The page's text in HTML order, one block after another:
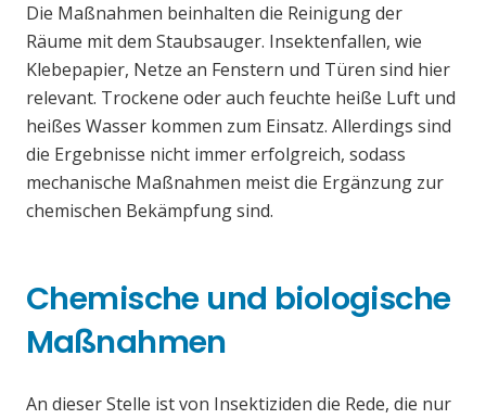
Die Maßnahmen beinhalten die Reinigung der
Räume mit dem Staubsauger. Insektenfallen, wie
Klebepapier, Netze an Fenstern und Türen sind hier
relevant. Trockene oder auch feuchte heiße Luft und
heißes Wasser kommen zum Einsatz. Allerdings sind
die Ergebnisse nicht immer erfolgreich, sodass
mechanische Maßnahmen meist die Ergänzung zur
chemischen Bekämpfung sind.
Chemische und biologische
Maßnahmen
An dieser Stelle ist von Insektiziden die Rede, die nur